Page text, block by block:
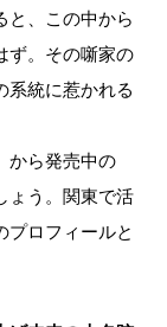
と、この中から
ず。その噺家の
系統に惹かれる
から発売中の
ょう。関東で活
プロフィールと